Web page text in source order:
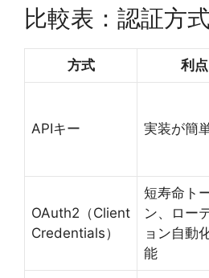
比較表：認証方
方式 利点
APIキー 実装が簡
OAuth2（Client
Credentials）
短寿命ト
ン、ロー
ョン自動
能